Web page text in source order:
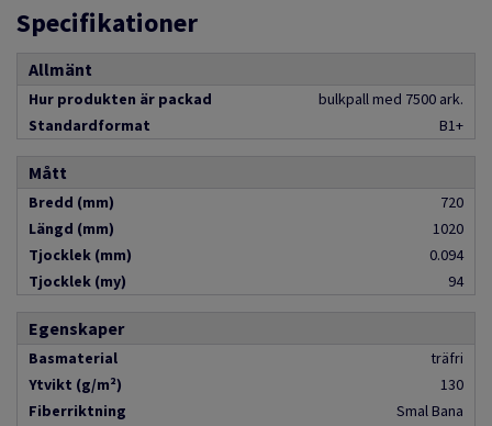
Specifikationer
Allmänt
Hur produkten är packad
bulkpall med 7500 ark.
Standardformat
B1+
Mått
Bredd (mm)
720
Längd (mm)
1020
Tjocklek (mm)
0.094
Tjocklek (my)
94
Egenskaper
Basmaterial
träfri
Ytvikt (g/m²)
130
Fiberriktning
Smal Bana